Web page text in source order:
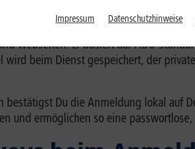
Webseiten. Er basiert auf FIDO-
wird beim Dienst gespeichert, der
Du die Anmeldung lokal auf
und ermöglichen so eine
Impressum Datenschutzhinweise